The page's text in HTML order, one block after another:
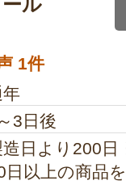
ル
1件
3日後
日より200日 ※
日以上の商品